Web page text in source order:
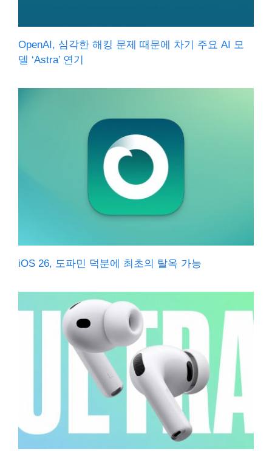
OpenAI, 심각한 해킹 문제 때문에 차기 주요 AI 모
델 ‘Astra’ 연기
iOS 26, 도파민 덕분에 최초의 탈옥 가능